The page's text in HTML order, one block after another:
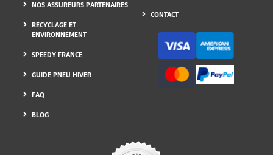
NOS ASSUREURS PARTENAIRES
RECYCLAGE ET
ENVIRONNEMENT
SPEEDY FRANCE
GUIDE PNEU HIVER
FAQ
BLOG
CONTACT